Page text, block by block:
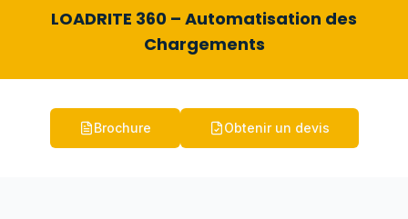
LOADRITE 360 – Automatisation des
Chargements
Brochure Obtenir un devis